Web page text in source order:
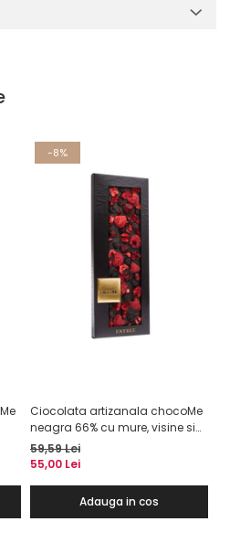
-8%
Ciocolata artizanala chocoMe
neagra 66% cu mure, visine si
zmeura liofilizata
59,59 Lei
55,00 Lei
Adauga in cos